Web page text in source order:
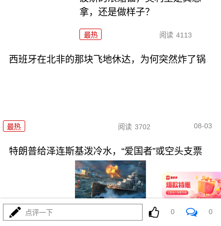
拿，还是做样子？
最热 阅读 4113
西班牙在北非的那块飞地休达，为何突然炸了锅
最热 阅读 3702 08-03
特朗普给泽连斯基泼冷水，“爱国者”或空头支票
最热 3322 08-03
点评一下 0 0